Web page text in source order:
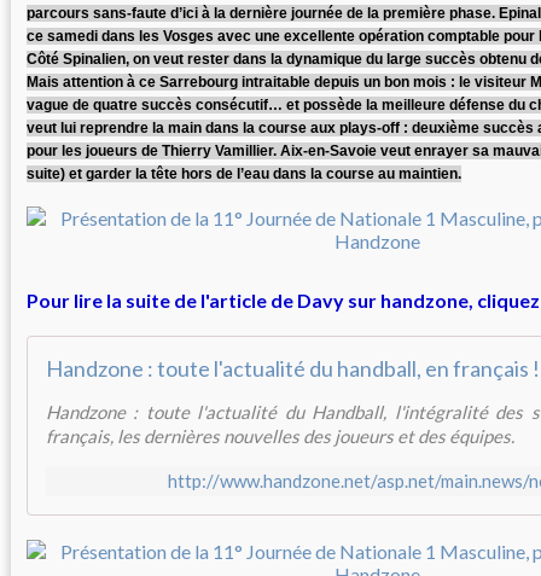
parcours sans-faute d’ici à la dernière journée de la première phase.
ce samedi dans les Vosges avec une excellente opération comptable pour
Côté Spinalien, on veut rester dans la dynamique du large succès obtenu
Mais attention à ce Sarrebourg intraitable depuis un bon mois : le visiteur
vague de quatre succès consécutif… et possède la meilleure défense du
veut lui reprendre la main dans la course aux plays-off : deuxième succès
pour les joueurs de Thierry Vamillier. Aix-en-Savoie veut enrayer sa
suite) et garder la tête hors de l’eau dans la course au maintien.
Pour lire la suite de l'article de Davy sur handzone,
Handzone : toute l'actualité du handball, en français !
Handzone : toute l'actualité du Handball, l'intégralité des
français, les dernières nouvelles des joueurs et des équipes.
http://www.handzone.net/asp.net/main.news/